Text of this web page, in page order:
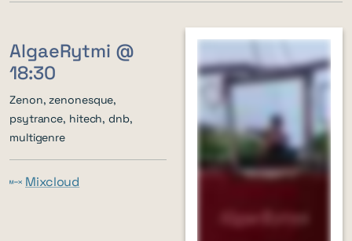
AlgaeRytmi @
18:30
Zenon, zenonesque,
psytrance, hitech, dnb,
multigenre
Mixcloud